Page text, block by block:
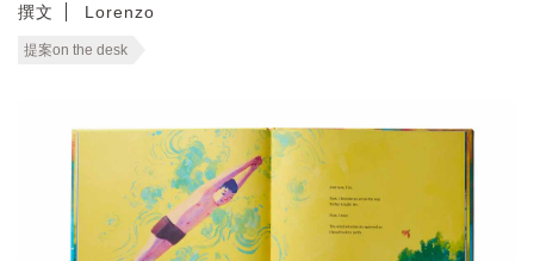
撰文 Lorenzo
提案on the desk